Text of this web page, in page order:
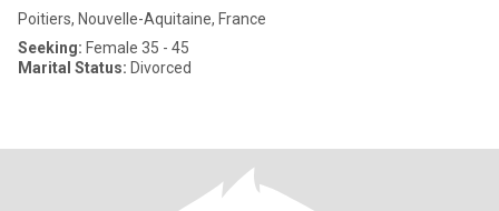
Poitiers, Nouvelle-Aquitaine, France
Seeking: Female 35 - 45
Marital Status: Divorced